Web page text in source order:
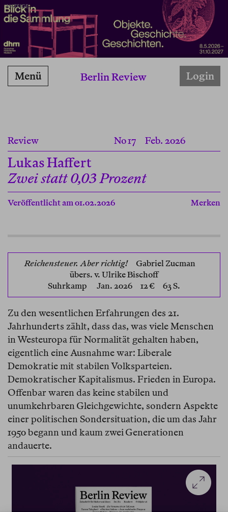
ANZEIGE
Berlin Review
Menü Login
Review No 17 Feb. 2026
Lukas Haffert
Zwei statt 0,03 Prozent
Veröffentlicht am 01.02.2026 Merken
Reichensteuer. Aber richtig!
Gabriel Zucman
übers. v. Ulrike Bischoff
Suhrkamp
Jan. 2026 12 € 63 S.
Zu den wesentlichen Erfahrungen des 21.
Jahrhunderts zählt, dass das, was viele Menschen
in Westeuropa für Normalität gehalten haben,
eigentlich eine Ausnahme war: Liberale
Demokratie mit stabilen Volksparteien.
Demokratischer Kapitalismus. Frieden in Europa.
Offenbar waren das keine stabilen und
unumkehrbaren Gleichgewichte, sondern Aspekte
einer politischen Sondersituation, die um das Jahr
1950 begann und kaum zwei Generationen
andauerte.